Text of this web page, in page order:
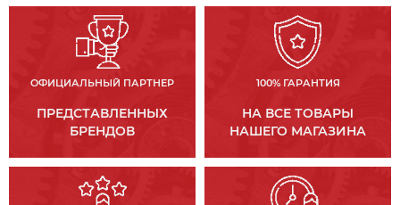
ОФИЦИАЛЬНЫЙ ПАРТНЕР
ПРЕДСТАВЛЕННЫХ
БРЕНДОВ
100% ГАРАНТИЯ
НА ВСЕ ТОВАРЫ
НАШЕГО МАГАЗИНА